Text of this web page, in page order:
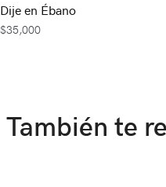
Dije en Ébano
$35,000
También te